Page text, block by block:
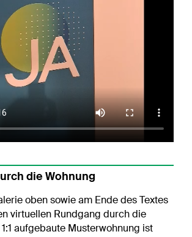
die Wohnung
oben sowie am Ende des Textes
virtuellen Rundgang durch die
aufgebaute Musterwohnung ist